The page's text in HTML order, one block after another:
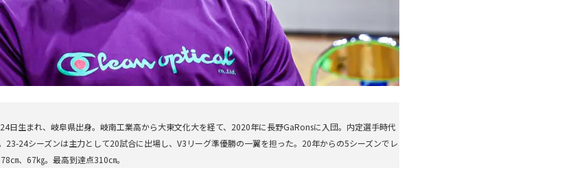
日生まれ、岐阜県出身。岐南工業高から大東文化大を経て、2020年に長野GaRonsに入団。内定選手時代
23-24シーズンは主力として20試合に出場し、V3リーグ準優勝の一翼を担った。20年からの5シーズンでレ
㎝、67㎏。最高到達点310㎝。